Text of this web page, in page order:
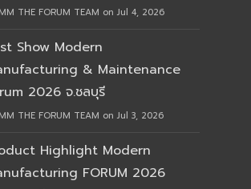
THE FORUM TEAM on Jul 4, 2026
Show Modern
& Maintenance
2026 จ.ชลบุรี
THE FORUM TEAM on Jul 3, 2026
Highlight Modern
FORUM 2026